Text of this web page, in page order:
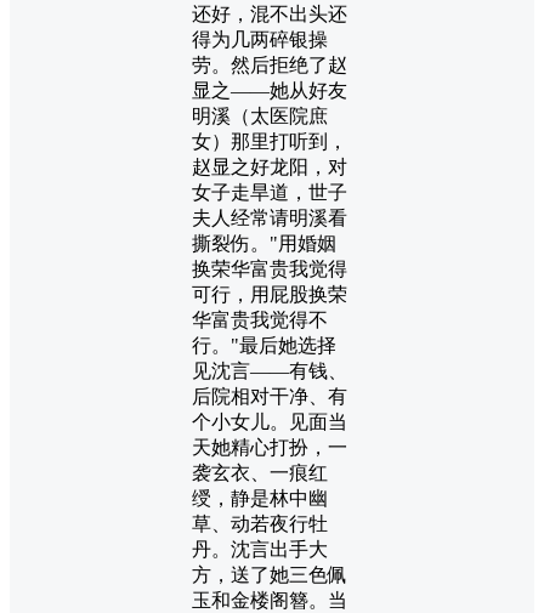
还好，混不出头还
得为几两碎银操
劳。然后拒绝了赵
显之——她从好友
明溪（太医院庶
女）那里打听到，
赵显之好龙阳，对
女子走旱道，世子
夫人经常请明溪看
撕裂伤。"用婚姻
换荣华富贵我觉得
可行，用屁股换荣
华富贵我觉得不
行。"最后她选择
见沈言——有钱、
后院相对干净、有
个小女儿。见面当
天她精心打扮，一
袭玄衣、一痕红
绶，静是林中幽
草、动若夜行牡
丹。沈言出手大
方，送了她三色佩
玉和金楼阁簪。当